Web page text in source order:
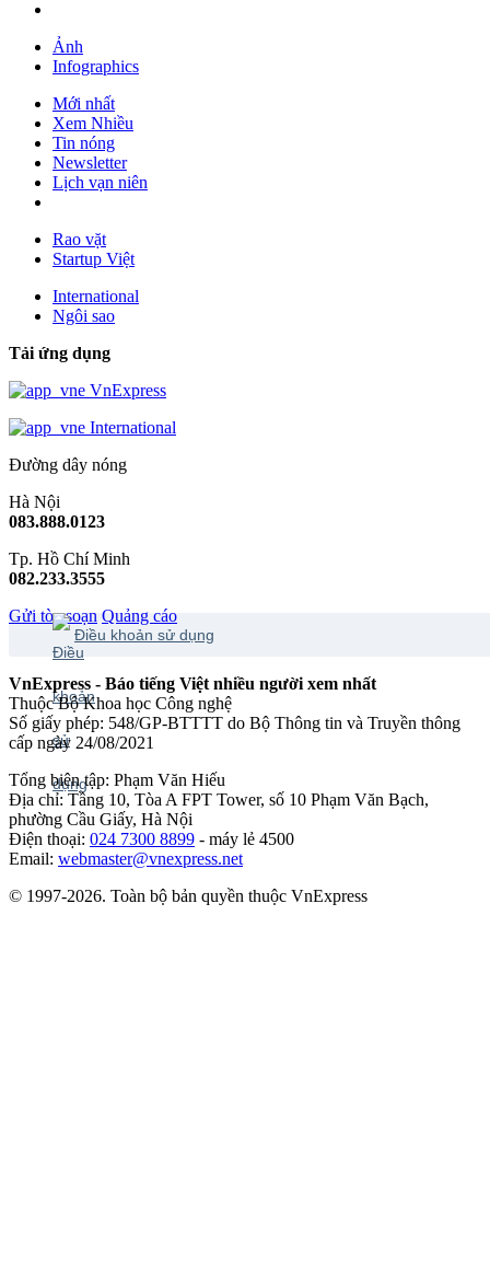
Ảnh
Infographics
Mới nhất
Xem Nhiều
Tin nóng
Newsletter
Lịch vạn niên
Rao vặt
Startup Việt
International
Ngôi sao
Tải ứng dụng
VnExpress
International
Đường dây nóng
Hà Nội
083.888.0123
Tp. Hồ Chí Minh
082.233.3555
Gửi tòa soạn Quảng cáo
Điều khoản sử dụng
VnExpress - Báo tiếng Việt nhiều người xem nhất
Thuộc Bộ Khoa học Công nghệ
Số giấy phép: 548/GP-BTTTT do Bộ Thông tin và Truyền thông
cấp ngày 24/08/2021
Tổng biên tập: Phạm Văn Hiếu
Địa chỉ: Tầng 10, Tòa A FPT Tower, số 10 Phạm Văn Bạch,
phường Cầu Giấy, Hà Nội
Điện thoại: 024 7300 8899 - máy lẻ 4500
Email: webmaster@vnexpress.net
© 1997-2026. Toàn bộ bản quyền thuộc VnExpress